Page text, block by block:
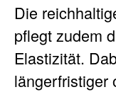
Die
pflegt zudem
Elastizität.
längerfristiger